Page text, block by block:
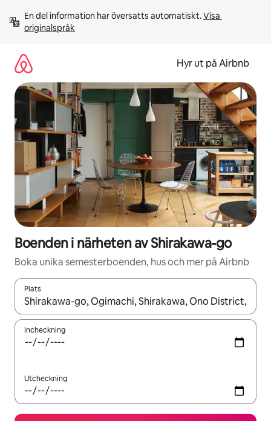
innehåll
En del information har översatts automatiskt. Visa
originalspråk
Hyr ut på Airbnb
Boenden i närheten av Shirakawa-go
Boka unika semesterboenden, hus och mer på Airbnb
Plats
När resultaten är tillgängliga kan du navigera med upp- och
Incheckning
Utcheckning